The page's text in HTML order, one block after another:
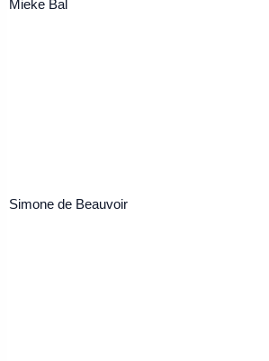
Mieke Bal
Simone de Beauvoir